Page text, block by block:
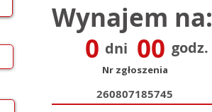
Wynajem na:
0 dni 00 godz.
Nr zgłoszenia